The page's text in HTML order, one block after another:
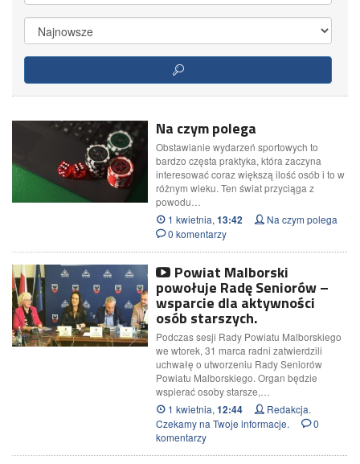
Na czym polega
Obstawianie wydarzeń sportowych to
bardzo częsta praktyka, która zaczyna
interesować coraz większą ilość osób i to w
różnym wieku. Ten świat przyciąga z
powodu…
1 kwietnia, 13:42
Na czym polega
0 komentarzy
Powiat Malborski
powołuje Radę Seniorów –
wsparcie dla aktywności
osób starszych.
Podczas sesji Rady Powiatu Malborskiego
we wtorek, 31 marca radni zatwierdzili
uchwałę o utworzeniu Rady Seniorów
Powiatu Malborskiego. Organ będzie
wspierać osoby starsze,…
1 kwietnia, 12:44
Redakcja.
Czekamy na Twoje informacje.
0
komentarzy